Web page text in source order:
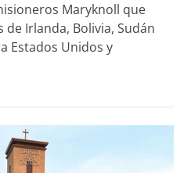
Maryknoll que
Irlanda, Bolivia, Sudán
Estados Unidos y